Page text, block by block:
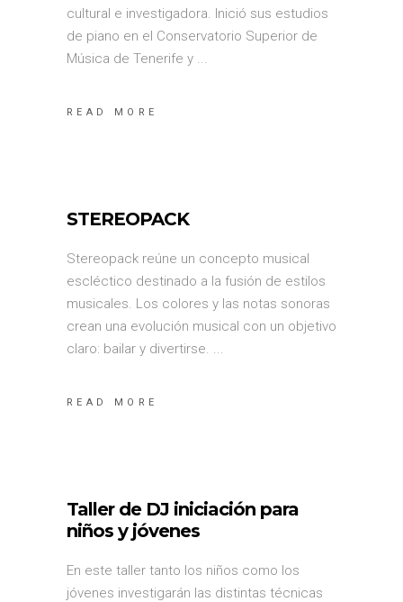
cultural e investigadora. Inició sus estudios
de piano en el Conservatorio Superior de
Música de Tenerife y
READ MORE
STEREOPACK
Stereopack reúne un concepto musical
escléctico destinado a la fusión de estilos
musicales. Los colores y las notas sonoras
crean una evolución musical con un objetivo
claro: bailar y divertirse.
READ MORE
Taller de DJ iniciación para
niños y jóvenes
En este taller tanto los niños como los
jóvenes investigarán las distintas técnicas